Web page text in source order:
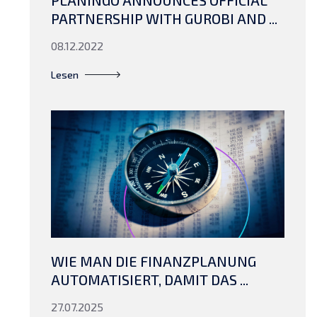
PARTNERSHIP WITH GUROBI AND ...
08.12.2022
Lesen
WIE MAN DIE FINANZPLANUNG
AUTOMATISIERT, DAMIT DAS ...
27.07.2025